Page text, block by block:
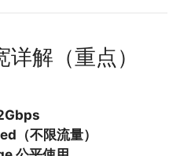
解（重点）
（不限流量）